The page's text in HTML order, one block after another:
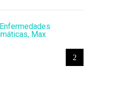
, Max